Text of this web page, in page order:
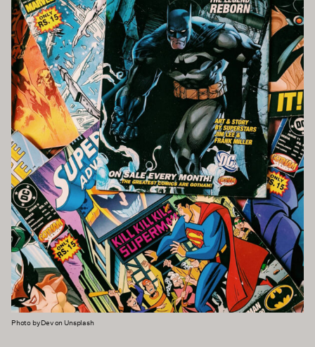
Photo by Dev on Unsplash